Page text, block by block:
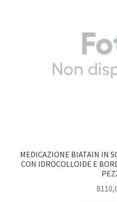
MEDICAZIONE BIATAIN IN
CON IDROCOLLOIDE E